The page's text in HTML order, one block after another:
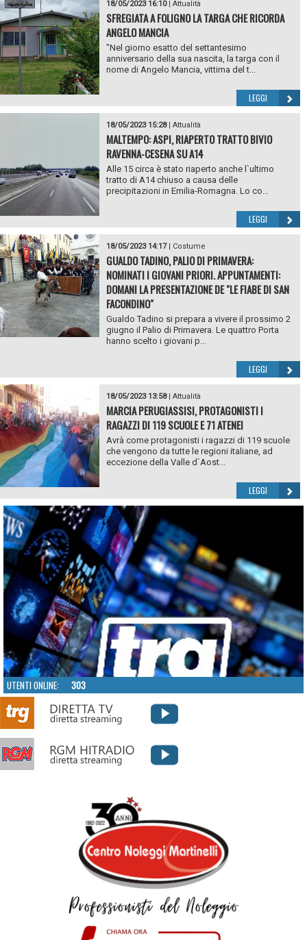
18/05/2023 16:10| Attualità
SFREGIATA A FOLIGNO LA TARGA CHE RICORDA
ANGELO MANCIA
"Nel giorno esatto del settantesimo
anniversario della sua nascita, la targa con il
nome di Angelo Mancia, vittima del t...
LEGGI
18/05/2023 15:28| Attualità
MALTEMPO: ASPI, RIAPERTO TRATTO BIVIO
RAVENNA-CESENA SU A14
Alle 15 circa è stato riaperto anche l`ultimo
tratto di A14 chiuso a causa delle
precipitazioni in Emilia-Romagna. Lo co...
LEGGI
18/05/2023 14:17| Costume
GUALDO TADINO, PALIO DI PRIMAVERA:
NOMINATI I GIOVANI PRIORI. APPUNTAMENTI:
DOMANI LA PRESENTAZIONE DE "LE FIABE DI SAN
FACONDINO"
Gualdo Tadino si prepara a vivere il prossimo 2
giugno il Palio di Primavera. Le quattro Porta
hanno scelto i giovani p...
LEGGI
18/05/2023 13:58| Attualità
MARCIA PERUGIASSISI, PROTAGONISTI I
RAGAZZI DI 119 SCUOLE E 71 ATENEI
Avrà come protagonisti i ragazzi di 119 scuole
che vengono da tutte le regioni italiane, ad
eccezione della Valle d`Aost...
LEGGI
UTENTI ONLINE: 303